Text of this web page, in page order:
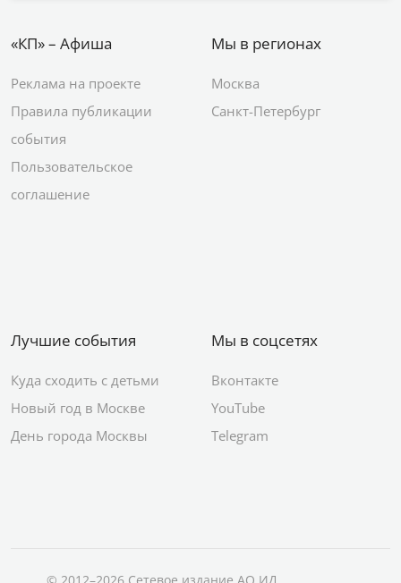
«КП» – Афиша
Реклама на проекте
Правила публикации
события
Пользовательское
соглашение
Мы в регионах
Москва
Санкт-Петербург
Лучшие события
Куда сходить с детьми
Новый год в Москве
День города Москвы
Мы в соцсетях
Вконтакте
YouTube
Telegram